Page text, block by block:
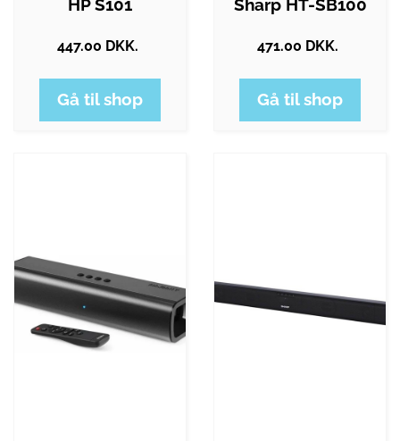
HP S101
447.00 DKK.
Gå til shop
Sharp HT-SB100
471.00 DKK.
Gå til shop